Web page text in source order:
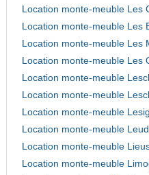
Location monte-meuble Les
Location monte-meuble Les
Location monte-meuble Les
Location monte-meuble Les
Location monte-meuble
Location monte-meuble
Location monte-meuble
Location monte-meuble
Location monte-meuble
Location monte-meuble